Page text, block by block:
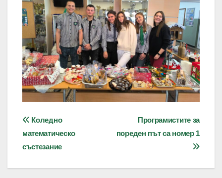
Навигация
Програмистите за
пореден път са номер 1
Коледно
математическо
състезание